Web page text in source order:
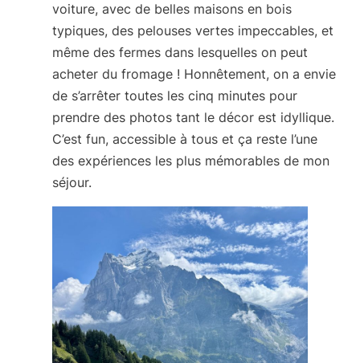
voiture, avec de belles maisons en bois
typiques, des pelouses vertes impeccables, et
même des fermes dans lesquelles on peut
acheter du fromage ! Honnêtement, on a envie
de s’arrêter toutes les cinq minutes pour
prendre des photos tant le décor est idyllique.
C’est fun, accessible à tous et ça reste l’une
des expériences les plus mémorables de mon
séjour.